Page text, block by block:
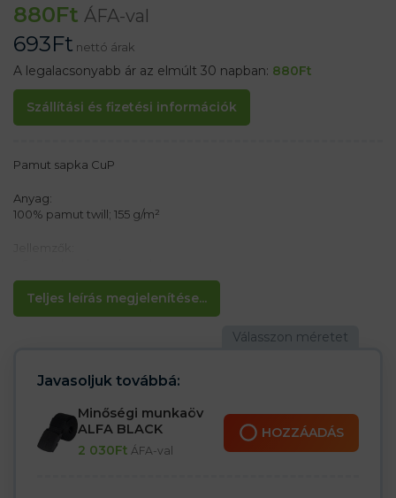
880Ft ÁFA-val
693Ft nettó árak
A legalacsonyabb ár az elmúlt 30 napban: 880Ft
Szállítási és fizetési információk
Teljes leírás megjelenítése...
Pamut sapka CuP
Anyag:
100% pamut twill; 155 g/m²
– Laminált
– Mérete hátul tépőzárral állítható
Javasoljuk továbbá:
Minőségi munkaöv
ALFA BLACK
2 030Ft ÁFA-val
HOZZÁADÁS